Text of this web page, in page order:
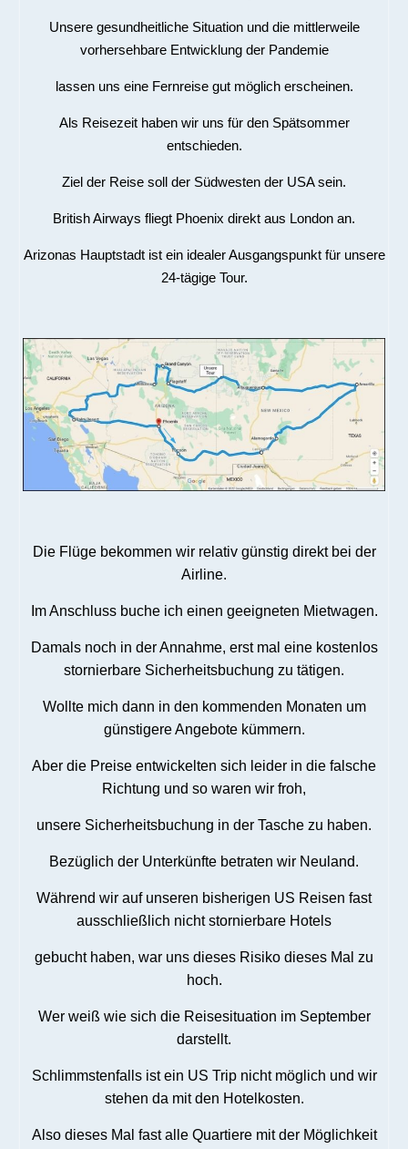
Unsere gesundheitliche Situation und die mittlerweile
vorhersehbare Entwicklung der Pandemie
lassen uns eine Fernreise gut möglich erscheinen.
Als Reisezeit haben wir uns für den Spätsommer
entschieden.
Ziel der Reise soll der Südwesten der USA sein.
British Airways fliegt Phoenix direkt aus London an.
Arizonas Hauptstadt ist ein idealer Ausgangspunkt für unsere
24-tägige Tour.
Die Flüge bekommen wir relativ günstig direkt bei der
Airline.
Im Anschluss buche ich einen geeigneten Mietwagen.
Damals noch in der Annahme, erst mal eine kostenlos
stornierbare Sicherheitsbuchung zu tätigen.
Wollte mich dann in den kommenden Monaten um
günstigere Angebote kümmern.
Aber die Preise entwickelten sich leider in die falsche
Richtung und so waren wir froh,
unsere Sicherheitsbuchung in der Tasche zu haben.
Bezüglich der Unterkünfte betraten wir Neuland.
Während wir auf unseren bisherigen US Reisen fast
ausschließlich nicht stornierbare Hotels
gebucht haben, war uns dieses Risiko dieses Mal zu
hoch.
Wer weiß wie sich die Reisesituation im September
darstellt.
Schlimmstenfalls ist ein US Trip nicht möglich und wir
stehen da mit den Hotelkosten.
Also dieses Mal fast alle Quartiere mit der Möglichkeit